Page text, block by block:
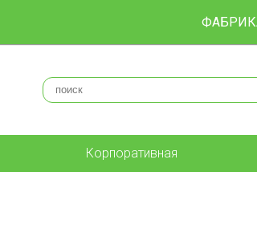
Корпоративная